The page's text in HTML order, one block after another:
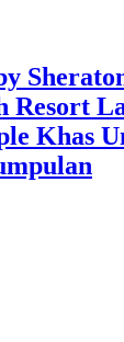
Resort
Khas